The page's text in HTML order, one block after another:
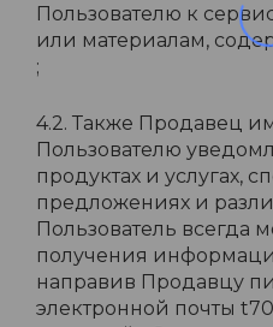
Пользователю к
или материалам,
;
4.2. Также Продавец
Пользователю
продуктах и услугах,
предложениях и
Пользователь всегда
получения
направив Продавцу
электронной почты